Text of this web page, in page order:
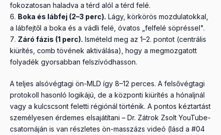
fokozatosan haladva a térd alól a térd felé.
Boka és lábfej (2–3 perc). Lágy, körkörös mozdulatokkal,
a lábfejtől a boka és a vádli felé, óvatos „felfelé söpréssel".
Záró fázis (1 perc). Ismételd meg az 1–2. pontot (centrális
kiürítés, comb tövének aktiválása), hogy a megmozgatott
folyadék gyorsabban felszívódhasson.
A teljes alsóvégtagi ön-MLD így 8–12 perces. A felsővégtagi
protokoll hasonló logikájú, de a központi kiürítés a hónaljnál
vagy a kulcscsont feletti régiónál történik. A pontos kéztartást
személyesen érdemes elsajátítani – Dr. Zátrok Zsolt YouTube-
csatornáján is van részletes ön-masszázs videó (lásd a #04